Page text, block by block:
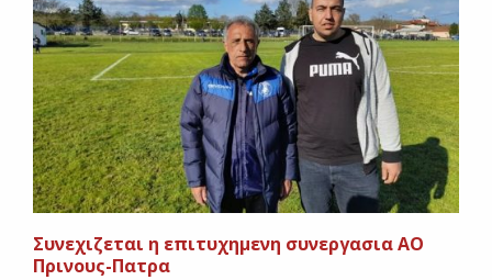
Συνεχιζεται η επιτυχημενη συνεργασια ΑΟ
Πρινους-Πατρα